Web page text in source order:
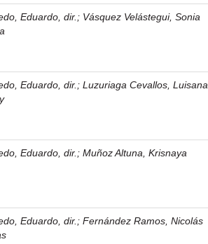
Eduardo, dir. ; Vásquez Velástegui, Sonia
Eduardo, dir. ; Luzuriaga Cevallos, Luisana
Eduardo, dir. ; Muñoz Altuna, Krisnaya
Eduardo, dir. ; Fernández Ramos, Nicolás